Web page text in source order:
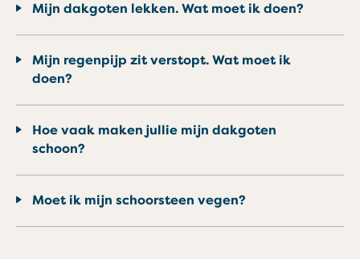
Mijn dakgoten lekken. Wat moet ik doen?
Mijn regenpijp zit verstopt. Wat moet ik
doen?
Hoe vaak maken jullie mijn dakgoten
schoon?
Moet ik mijn schoorsteen vegen?